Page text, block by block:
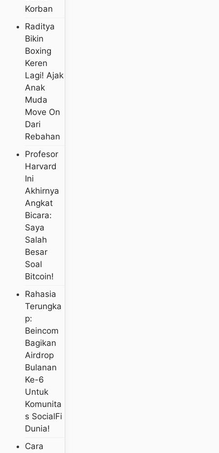
Korban
Raditya
Bikin
Boxing
Keren
Lagi! Ajak
Anak
Muda
Move On
Dari
Rebahan
Profesor
Harvard
Ini
Akhirnya
Angkat
Bicara:
Saya
Salah
Besar
Soal
Bitcoin!
Rahasia
Terungka
P:
Beincom
Bagikan
Airdrop
Bulanan
Ke-6
Untuk
Komunita
S SocialFi
Dunia!
Cara